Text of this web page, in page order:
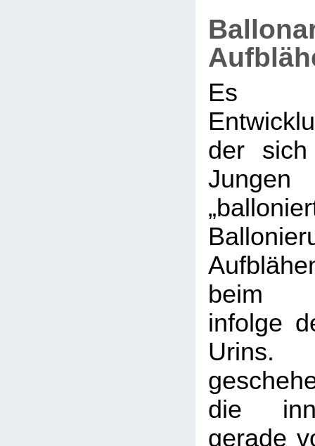
Es
der
beim
infolge
Urins.
die
gerade